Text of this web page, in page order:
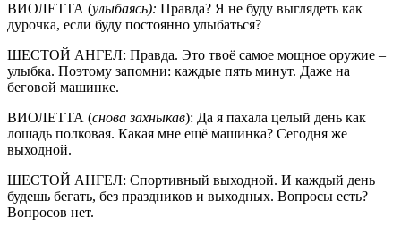
ВИОЛЕТТА (улыбаясь): Правда? Я не буду выглядеть как
дурочка, если буду постоянно улыбаться?
ШЕСТОЙ АНГЕЛ: Правда. Это твоё самое мощное оружие –
улыбка. Поэтому запомни: каждые пять минут. Даже на
беговой машинке.
ВИОЛЕТТА (снова захныкав): Да я пахала целый день как
лошадь полковая. Какая мне ещё машинка? Сегодня же
выходной.
ШЕСТОЙ АНГЕЛ: Спортивный выходной. И каждый день
будешь бегать, без праздников и выходных. Вопросы есть?
Вопросов нет.